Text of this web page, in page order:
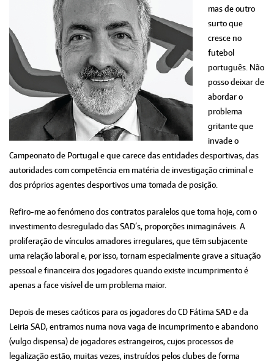
mas de outro
surto que
cresce no
futebol
português. Não
posso deixar de
abordar o
problema
gritante que
invade o
Campeonato de Portugal e que carece das entidades desportivas, das
autoridades com competência em matéria de investigação criminal e
dos próprios agentes desportivos uma tomada de posição.
Refiro-me ao fenómeno dos contratos paralelos que toma hoje, com o
investimento desregulado das SAD´s, proporções inimagináveis. A
proliferação de vínculos amadores irregulares, que têm subjacente
uma relação laboral e, por isso, tornam especialmente grave a situação
pessoal e financeira dos jogadores quando existe incumprimento é
apenas a face visível de um problema maior.
Depois de meses caóticos para os jogadores do CD Fátima SAD e da
Leiria SAD, entramos numa nova vaga de incumprimento e abandono
(vulgo dispensa) de jogadores estrangeiros, cujos processos de
legalização estão, muitas vezes, instruídos pelos clubes de forma